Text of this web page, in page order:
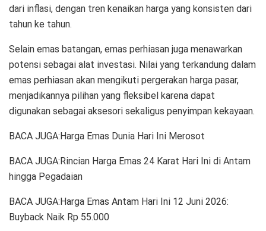
dari inflasi, dengan tren kenaikan harga yang konsisten dari
tahun ke tahun.
Selain emas batangan, emas perhiasan juga menawarkan
potensi sebagai alat investasi. Nilai yang terkandung dalam
emas perhiasan akan mengikuti pergerakan harga pasar,
menjadikannya pilihan yang fleksibel karena dapat
digunakan sebagai aksesori sekaligus penyimpan kekayaan.
BACA JUGA:Harga Emas Dunia Hari Ini Merosot
BACA JUGA:Rincian Harga Emas 24 Karat Hari Ini di Antam
hingga Pegadaian
BACA JUGA:Harga Emas Antam Hari Ini 12 Juni 2026:
Buyback Naik Rp 55.000